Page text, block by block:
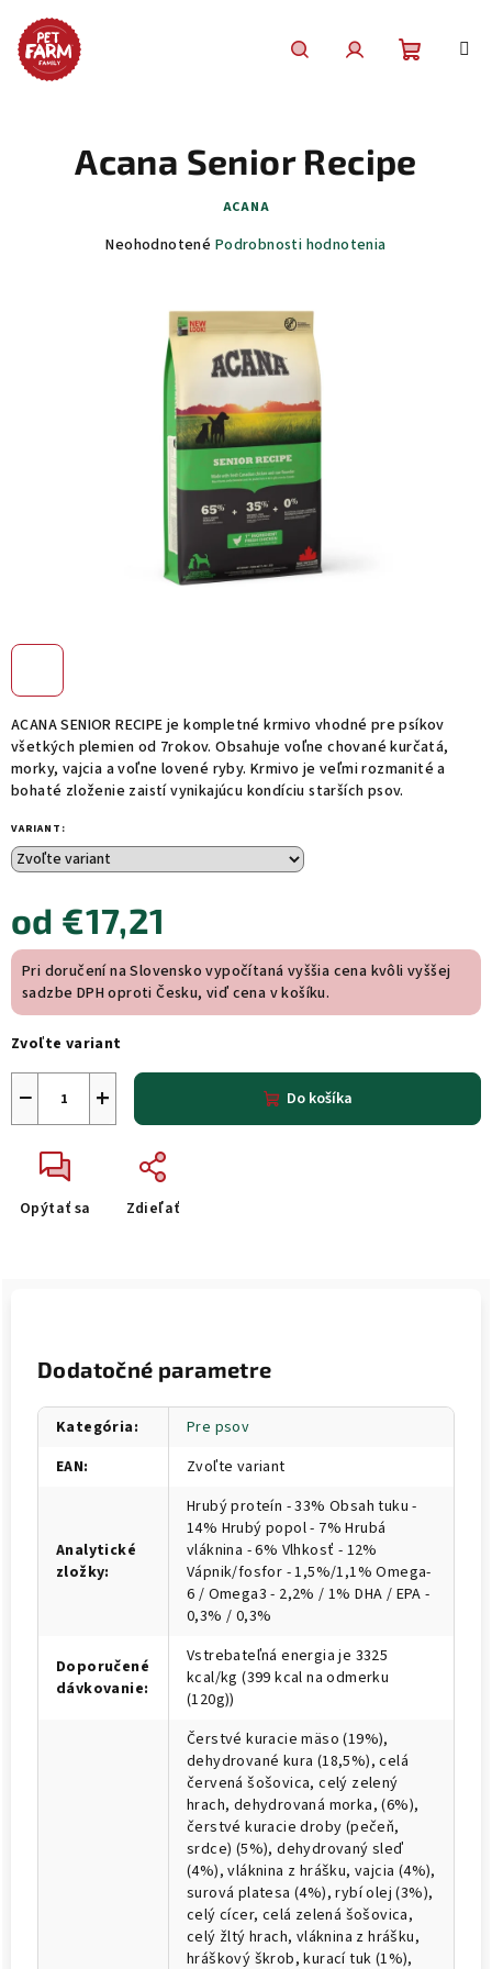
obsah
ACANA SENIOR RECIPE je kompletné krmivo vhodné pre psíkov
všetkých plemien od 7rokov. Obsahuje voľne chované kurčatá,
morky, vajcia a voľne lovené ryby. Krmivo je veľmi rozmanité a
bohaté zloženie zaistí vynikajúcu kondíciu starších psov.
VARIANT:
od €17,21
Jednotková
cena:
Pri doručení na Slovensko vypočítaná vyššia cena kvôli vyššej
sadzbe DPH oproti Česku, viď cena v košíku.
Zvoľte variant
+
− Do košíka
Opýtať sa Zdieľať
Acana Senior Recipe
ACANA
Priemerné
hviezdičiek.
Neohodnotené Podrobnosti hodnotenia
Dodatočné parametre
Kategória:
Pre psov
EAN: Zvoľte variant
Analytické
zložky:
Hrubý proteín - 33% Obsah tuku -
14% Hrubý popol - 7% Hrubá
vláknina - 6% Vlhkosť - 12%
Vápnik/fosfor - 1,5%/1,1% Omega-
6 / Omega3 - 2,2% / 1% DHA / EPA -
0,3% / 0,3%
Doporučené
dávkovanie:
Vstrebateľná energia je 3325
kcal/kg (399 kcal na odmerku
(120g))
Čerstvé kuracie mäso (19%),
dehydrované kura (18,5%), celá
červená šošovica, celý zelený
hrach, dehydrovaná morka, (6%),
čerstvé kuracie droby (pečeň,
srdce) (5%), dehydrovaný sleď
(4%), vláknina z hrášku, vajcia (4%),
surová platesa (4%), rybí olej (3%),
celý cícer, celá zelená šošovica,
celý žltý hrach, vláknina z hrášku,
hráškový škrob, kurací tuk (1%),